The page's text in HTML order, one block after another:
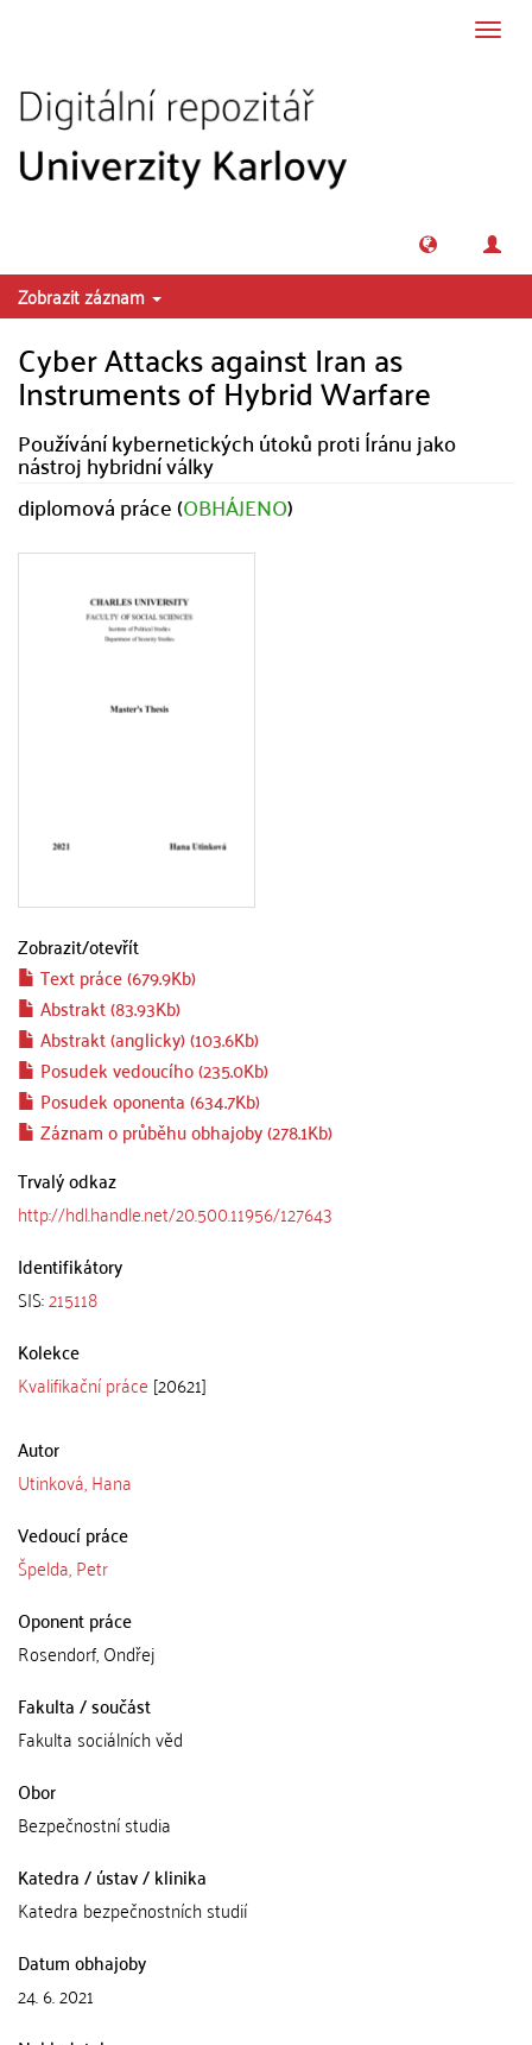
Zobrazit záznam
Cyber Attacks against Iran as
Instruments of Hybrid Warfare
Používání kybernetických útoků proti Íránu jako
nástroj hybridní války
diplomová práce (OBHÁJENO)
Zobrazit/otevřít
Text práce (679.9Kb)
Abstrakt (83.93Kb)
Abstrakt (anglicky) (103.6Kb)
Posudek vedoucího (235.0Kb)
Posudek oponenta (634.7Kb)
Záznam o průběhu obhajoby (278.1Kb)
Trvalý odkaz
http://hdl.handle.net/20.500.11956/127643
Identifikátory
SIS:215118
Kolekce
Kvalifikační práce [20621]
Autor
Utinková, Hana
Vedoucí práce
Špelda, Petr
Oponent práce
Rosendorf, Ondřej
Fakulta / součást
Fakulta sociálních věd
Obor
Bezpečnostní studia
Katedra / ústav / klinika
Katedra bezpečnostních studií
Datum obhajoby
24. 6. 2021